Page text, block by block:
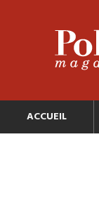
ACCUEIL